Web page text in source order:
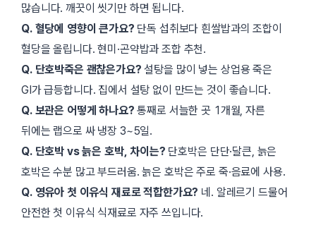
많습니다. 깨끗이 씻기만 하면 됩니다.
Q. 혈당에 영향이 큰가요? 단독 섭취보다 흰쌀밥과의 조합이
혈당을 올립니다. 현미·곤약밥과 조합 추천.
Q. 단호박죽은 괜찮은가요? 설탕을 많이 넣는 상업용 죽은
GI가 급등합니다. 집에서 설탕 없이 만드는 것이 좋습니다.
Q. 보관은 어떻게 하나요? 통째로 서늘한 곳 1개월, 자른
뒤에는 랩으로 싸 냉장 3~5일.
Q. 단호박 vs 늙은 호박, 차이는? 단호박은 단단·달큰, 늙은
호박은 수분 많고 부드러움. 늙은 호박은 주로 죽·음료에 사용.
Q. 영유아 첫 이유식 재료로 적합한가요? 네. 알레르기 드물어
안전한 첫 이유식 식재료로 자주 쓰입니다.